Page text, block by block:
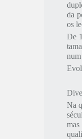
da
os
De
Na